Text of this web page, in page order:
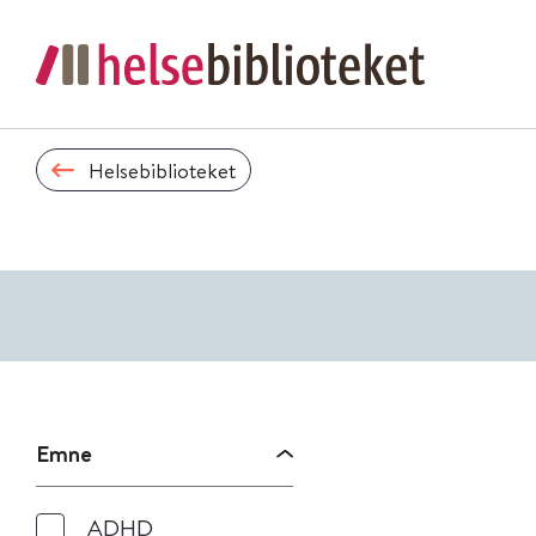
Helsebiblioteket
Emne
ADHD